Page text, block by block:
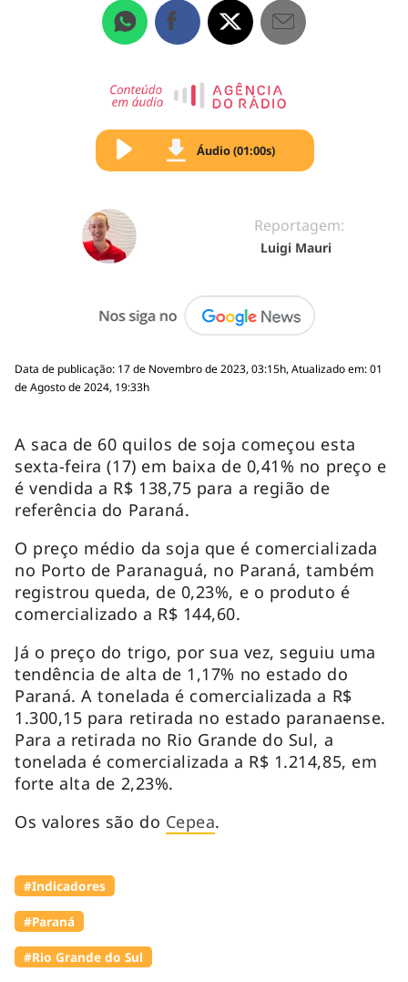
Áudio (01:00s)
Reportagem:
Luigi Mauri
Data de publicação: 17 de Novembro de 2023, 03:15h, Atualizado em: 01
de Agosto de 2024, 19:33h
A saca de 60 quilos de soja começou esta
sexta-feira (17) em baixa de 0,41% no preço e
é vendida a R$ 138,75 para a região de
referência do Paraná.
O preço médio da soja que é comercializada
no Porto de Paranaguá, no Paraná, também
registrou queda, de 0,23%, e o produto é
comercializado a R$ 144,60.
Já o preço do trigo, por sua vez, seguiu uma
tendência de alta de 1,17% no estado do
Paraná. A tonelada é comercializada a R$
1.300,15 para retirada no estado paranaense.
Para a retirada no Rio Grande do Sul, a
tonelada é comercializada a R$ 1.214,85, em
forte alta de 2,23%.
Os valores são do Cepea.
#Indicadores
#Paraná
#Rio Grande do Sul